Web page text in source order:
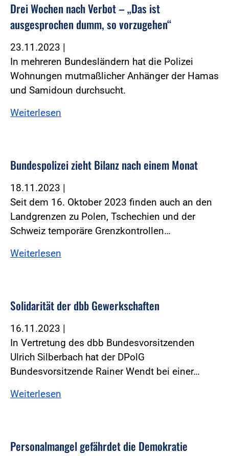
Drei Wochen nach Verbot – „Das ist
ausgesprochen dumm, so vorzugehen“
23.11.2023 |
In mehreren Bundesländern hat die Polizei
Wohnungen mutmaßlicher Anhänger der Hamas
und Samidoun durchsucht.
Weiterlesen
Bundespolizei zieht Bilanz nach einem Monat
18.11.2023 |
Seit dem 16. Oktober 2023 finden auch an den
Landgrenzen zu Polen, Tschechien und der
Schweiz temporäre Grenzkontrollen…
Weiterlesen
Solidarität der dbb Gewerkschaften
16.11.2023 |
In Vertretung des dbb Bundesvorsitzenden
Ulrich Silberbach hat der DPolG
Bundesvorsitzende Rainer Wendt bei einer…
Weiterlesen
Personalmangel gefährdet die Demokratie